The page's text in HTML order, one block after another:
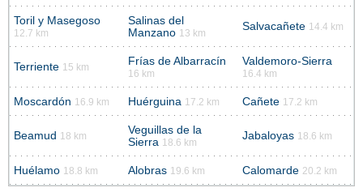
Toril y Masegoso
12.7 km
Salinas del
Manzano 13 km
Salvacañete 14.4 km
Terriente 15 km Frías de Albarracín
16 km
Valdemoro-Sierra
16.4 km
Moscardón 16.9 km Huérguina 17.2 km Cañete 17.2 km
Beamud 18 km
Veguillas de la
Sierra 18.6 km
Jabaloyas 18.6 km
Huélamo 18.8 km Alobras 19.6 km Calomarde 20.2 km